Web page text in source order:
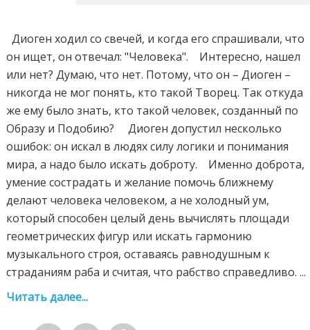
Диоген ходил со свечей, и когда его спрашивали, что
он ищет, он отвечал: "Человека". Интересно, нашел
или нет? Думаю, что нет. Потому, что он – Диоген –
никогда не мог понять, кто такой Творец. Так откуда
же ему было знать, кто такой человек, созданный по
Образу и Подобию? Диоген допустил несколько
ошибок: он искал в людях силу логики и понимания
мира, а надо было искать доброту. Именно доброта,
умение сострадать и желание помочь ближнему
делают человека человеком, а не холодный ум,
который способен целый день вычислять площади
геометрических фигур или искать гармонию
музыкального строя, оставаясь равнодушным к
страданиям раба и считая, что рабство справедливо. ...
Читать далее...